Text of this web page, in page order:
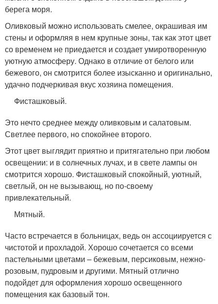
берега моря.
Оливковый можно использовать смелее, окрашивая им
стены и оформляя в нем крупные зоны, так как этот цвет
со временем не приедается и создает умиротворенную
уютную атмосферу. Однако в отличие от белого или
бежевого, он смотрится более изысканно и оригинально,
удачно подчеркивая вкус хозяина помещения.
Фисташковый.
Это нечто среднее между оливковым и салатовым.
Светлее первого, но спокойнее второго.
Этот цвет выглядит приятно и притягательно при любом
освещении: и в солнечных лучах, и в свете лампы он
смотрится хорошо. Фисташковый спокойный, уютный,
светлый, он не вызывающ, но по-своему
привлекательный.
Мятный.
Часто встречается в больницах, ведь он ассоциируется с
чистотой и прохладой. Хорошо сочетается со всеми
пастельными цветами – бежевым, персиковым, нежно-
розовым, пудровым и другими. Мятный отлично
подойдет для оформления хорошо освещенного
помещения как базовый тон.